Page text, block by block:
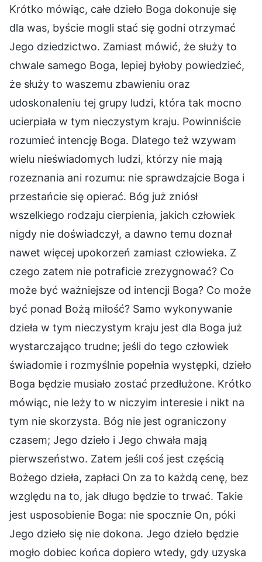
Krótko mówiąc, całe dzieło Boga dokonuje się
dla was, byście mogli stać się godni otrzymać
Jego dziedzictwo. Zamiast mówić, że służy to
chwale samego Boga, lepiej byłoby powiedzieć,
że służy to waszemu zbawieniu oraz
udoskonaleniu tej grupy ludzi, która tak mocno
ucierpiała w tym nieczystym kraju. Powinniście
rozumieć intencję Boga. Dlatego też wzywam
wielu nieświadomych ludzi, którzy nie mają
rozeznania ani rozumu: nie sprawdzajcie Boga i
przestańcie się opierać. Bóg już zniósł
wszelkiego rodzaju cierpienia, jakich człowiek
nigdy nie doświadczył, a dawno temu doznał
nawet więcej upokorzeń zamiast człowieka. Z
czego zatem nie potraficie zrezygnować? Co
może być ważniejsze od intencji Boga? Co może
być ponad Bożą miłość? Samo wykonywanie
dzieła w tym nieczystym kraju jest dla Boga już
wystarczająco trudne; jeśli do tego człowiek
świadomie i rozmyślnie popełnia występki, dzieło
Boga będzie musiało zostać przedłużone. Krótko
mówiąc, nie leży to w niczyim interesie i nikt na
tym nie skorzysta. Bóg nie jest ograniczony
czasem; Jego dzieło i Jego chwała mają
pierwszeństwo. Zatem jeśli coś jest częścią
Bożego dzieła, zapłaci On za to każdą cenę, bez
względu na to, jak długo będzie to trwać. Takie
jest usposobienie Boga: nie spocznie On, póki
Jego dzieło się nie dokona. Jego dzieło będzie
mogło dobiec końca dopiero wtedy, gdy uzyska